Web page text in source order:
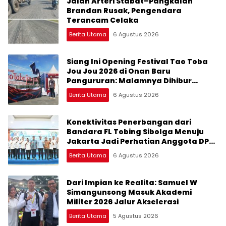
Brandan Rusak, Pengendara
Terancam Celaka
Berita Utama 6 Agustus 2026
Siang Ini Opening Festival Tao Toba
Jou Jou 2026 di Onan Baru
Pangururan: Malamnya Dihibur
Marsada Band
Berita Utama 6 Agustus 2026
Konektivitas Penerbangan dari
Bandara FL Tobing Sibolga Menuju
Jakarta Jadi Perhatian Anggota DPR
RI Muhammad Lokot Nasution
Berita Utama 6 Agustus 2026
Dari Impian ke Realita: Samuel W
Simangunsong Masuk Akademi
Militer 2026 Jalur Akselerasi
Berita Utama 5 Agustus 2026